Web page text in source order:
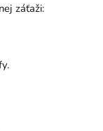
záťaži: